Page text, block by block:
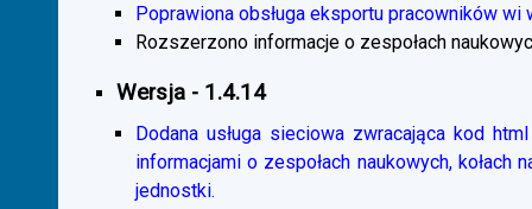
Poprawiona obsługa eksportu pracowników wi
Rozszerzono informacje o zespołach
Wersja - 1.4.14
Dodana usługa sieciowa zwracająca kod
informacjami o zespołach naukowych,
jednostki.